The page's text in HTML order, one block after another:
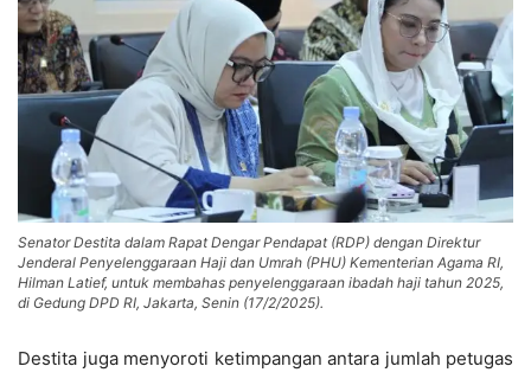
Senator Destita dalam Rapat Dengar Pendapat (RDP) dengan Direktur
Jenderal Penyelenggaraan Haji dan Umrah (PHU) Kementerian Agama RI,
Hilman Latief, untuk membahas penyelenggaraan ibadah haji tahun 2025,
di Gedung DPD RI, Jakarta, Senin (17/2/2025).
Destita juga menyoroti ketimpangan antara jumlah petugas